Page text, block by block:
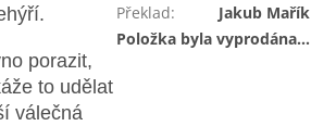
porazit,
to udělat
válečná
Překlad:
Jakub Mařík
Položka byla vyprodána…